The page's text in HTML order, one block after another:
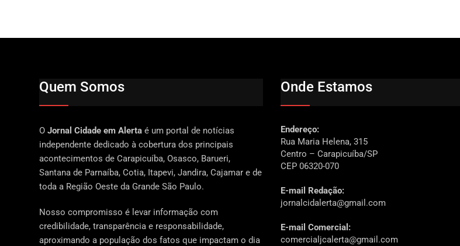
Quem Somos
O Jornal Cidade em Alerta é um portal de notícias
independente dedicado à cobertura dos principais
acontecimentos de Carapicuíba, Osasco, Barueri,
Santana de Parnaíba, Cotia, Itapevi, Jandira, Cajamar e de
toda a Região Oeste da Grande São Paulo.
Nosso compromisso é levar informação com
credibilidade, transparência e responsabilidade,
aproximando a população dos fatos que impactam o dia
Onde Estamos
Endereço:
Rua Maria Helena, 315
Centro – Carapicuíba/SP
CEP 06320-070
E-mail Redação:
jornalcidalerta@gmail.com
E-mail Comercial:
comercialjcalerta@gmail.com